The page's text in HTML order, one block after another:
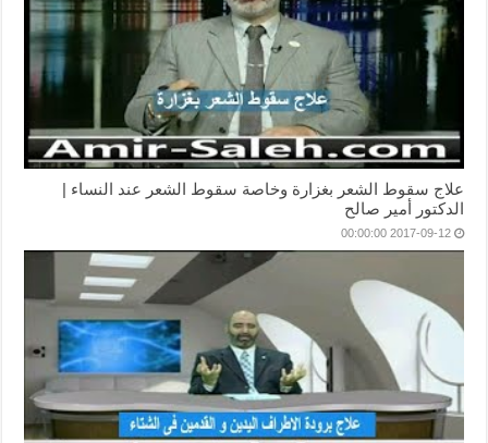
علاج سقوط الشعر بغزارة وخاصة سقوط الشعر عند النساء |
الدكتور أمير صالح
2017-09-12 00:00:00